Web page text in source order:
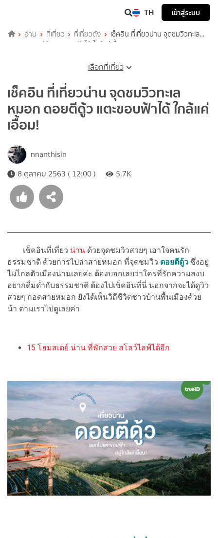
TH เข้าสู่ระบบ
อ่าน ที่เที่ยว ที่เที่ยวดัง
เช็คอิน ที่เที่ยวน่าน จุดชมวิวทะเล
หมอก ดอยตีดู้ว แตะขอบฟ้าได้ ใกล้แค่เอื้อม!
เลือกที่เที่ยว
เช็คอิน ที่เที่ยวน่าน จุดชมวิวทะเล
หมอก ดอยตีดู้ว แตะขอบฟ้าได้ ใกล้แค่
เอื้อม!
nnanthisin
8 ตุลาคม 2563 ( 12:00 )
5.7K
เช็คอินที่เที่ยว น่าน ด้วยจุดชมวิวสวยๆ เอาใจคนรัก
ธรรมชาติ ด้วยการไปล่าสายหมอก ที่จุดชมวิว ดอยตีดู้ว ซึ่งอยู่
ไม่ไกลตัวเมืองน่านเลยค่ะ ต้องบอกเลยว่าใครที่รักความสงบ
อยากดื่มด่ำกับธรรมชาติ ต้องไปเช็คอินที่นี่ นอกจากจะได้ดูวิว
สวยๆ กอดสายหมอก ยังได้เห็นวิถีชีวิตชาวบ้านพื้นเมืองด้วย
น้า ตามเราไปดูเลยค่า
15 โฮมสเตย์ น่าน ที่พักสวย สโลว์ไลฟ์ได้อีก